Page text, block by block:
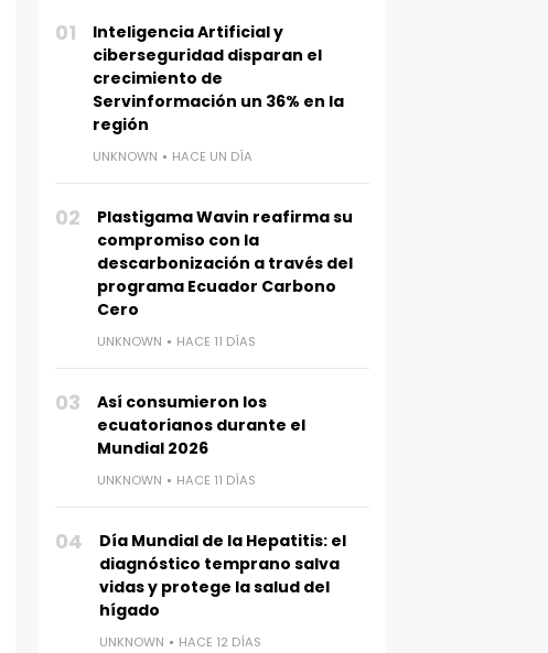
01
Inteligencia Artificial y
ciberseguridad disparan el
crecimiento de
Servinformación un 36% en la
región
UNKNOWN HACE UN DÍA
02
Plastigama Wavin reafirma su
compromiso con la
descarbonización a través del
programa Ecuador Carbono
Cero
UNKNOWN HACE 11 DÍAS
03
Así consumieron los
ecuatorianos durante el
Mundial 2026
UNKNOWN HACE 11 DÍAS
04
Día Mundial de la Hepatitis: el
diagnóstico temprano salva
vidas y protege la salud del
hígado
UNKNOWN HACE 12 DÍAS